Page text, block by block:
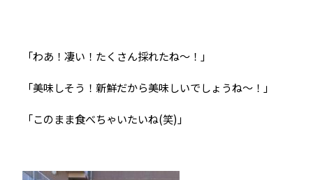
「わあ！凄い！たくさん採れたね～！」
「美味しそう！新鮮だから美味しいでしょうね～！」
「このまま食べちゃいたいね(笑)」